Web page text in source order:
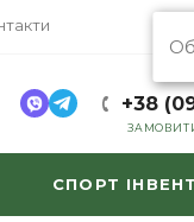
+38
СПОРТ